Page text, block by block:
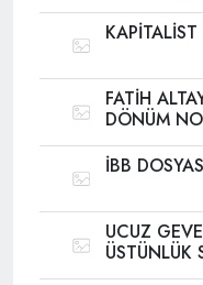
FATİH
DÖNÜM
İBB
UCUZ
ÜSTÜNLÜK